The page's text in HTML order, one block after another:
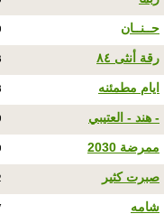
حــنــان
رقة أنثى ٨٤
ايام مطمئنه
- هند - العتيبي
ممرضة 2030
صبرت كثير
شامه